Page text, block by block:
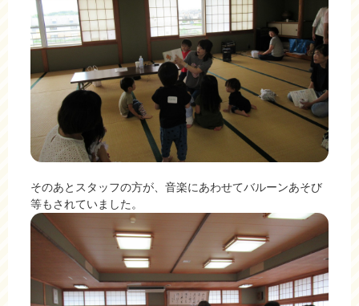
そのあとスタッフの方が、音楽にあわせてバルーンあそび
等もされていました。